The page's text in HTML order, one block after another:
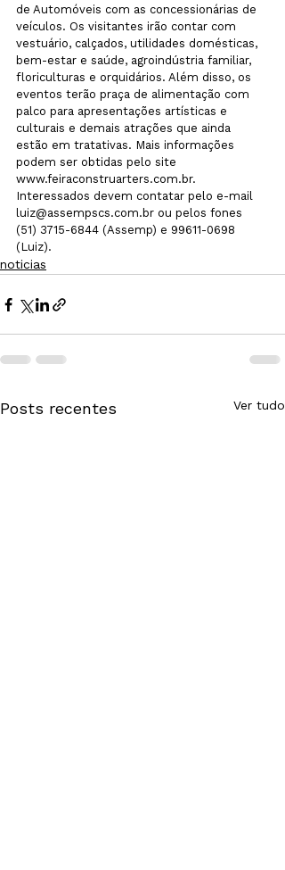
de Automóveis com as concessionárias de
veículos. Os visitantes irão contar com
vestuário, calçados, utilidades domésticas,
bem-estar e saúde, agroindústria familiar,
floriculturas e orquidários. Além disso, os
eventos terão praça de alimentação com
palco para apresentações artísticas e
culturais e demais atrações que ainda
estão em tratativas. Mais informações
podem ser obtidas pelo site
www.feiraconstruarters.com.br.
Interessados devem contatar pelo e-mail
luiz@assempscs.com.br ou pelos fones
(51) 3715-6844 (Assemp) e 99611-0698
(Luiz).
noticias
Posts recentes Ver tudo